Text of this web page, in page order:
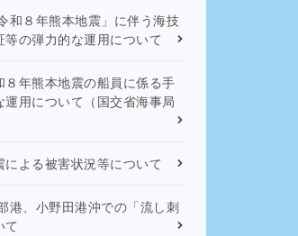
和８年熊本地震」に伴う海技
の弾力的な運用について
８年熊本地震の船員に係る手
用について（国交省海事局
よる被害状況等について
港、小野田港沖での「流し刺
て